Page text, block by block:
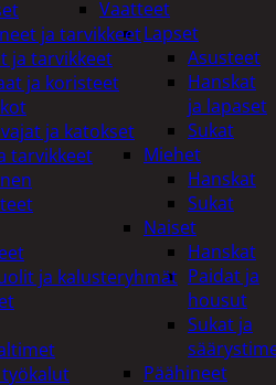
Vaatteet
Lapset
Asusteet
Hanskat
ja lapaset
Sukat
Miehet
Hanskat
Sukat
Naiset
Hanskat
Paidat ja
housut
Sukat ja
Päähineet
ja tarvikkeet
ja tarvikkeet
ja koristeet
ja katokset
tarvikkeet
ja kalusteryhmät